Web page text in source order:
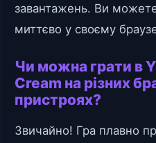
завантажень. Ви
миттєво у своєму
Чи можна грати в
Cream на різних
пристроях?
Звичайно! Гра плавно